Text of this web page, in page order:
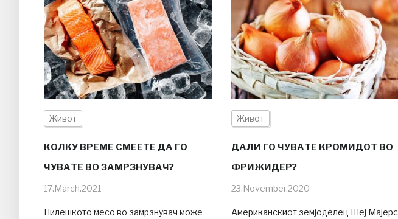
Живот
КОЛКУ ВРЕМЕ СМЕЕТЕ ДА ГО
ЧУВАТЕ ВО ЗАМРЗНУВАЧ?
17.March.2021
Пилешкото месо во замрзнувач може
Живот
ДАЛИ ГО ЧУВАТЕ КРОМИДОТ ВО
ФРИЖИДЕР?
23.November.2020
Американскиот земјоделец Шеј Мајерс